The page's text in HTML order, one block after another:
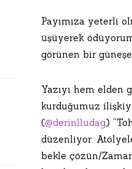
Payımıza yeterli
üşüyerek
görünen bir güneşe
Yazıyı hem
kurduğumuz
(@derinlludag)
düzenliyor.
bekle çözün/